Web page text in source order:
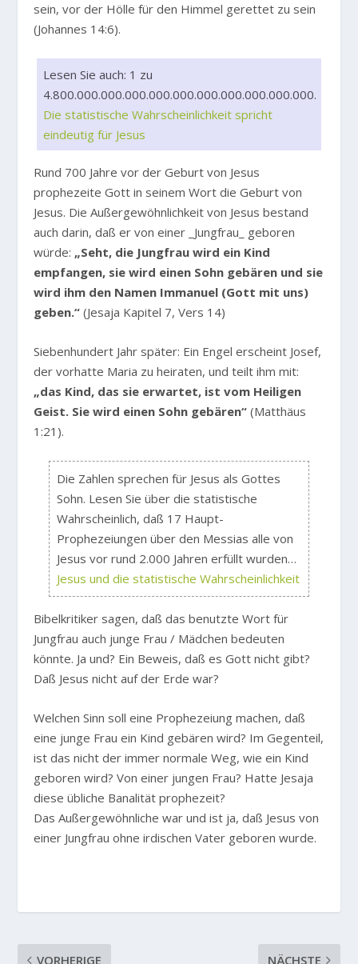
sein, vor der Hölle für den Himmel gerettet zu sein
(Johannes 14:6).
Lesen Sie auch: 1 zu
4.800.000.000.000.000.000.000.000.000.000.000.
Die statistische Wahrscheinlichkeit spricht
eindeutig für Jesus
Rund 700 Jahre vor der Geburt von Jesus
prophezeite Gott in seinem Wort die Geburt von
Jesus. Die Außergewöhnlichkeit von Jesus bestand
auch darin, daß er von einer _Jungfrau_ geboren
würde: „Seht, die Jungfrau wird ein Kind
empfangen, sie wird einen Sohn gebären und sie
wird ihm den Namen Immanuel (Gott mit uns)
geben.“ (Jesaja Kapitel 7, Vers 14)
Siebenhundert Jahr später: Ein Engel erscheint Josef,
der vorhatte Maria zu heiraten, und teilt ihm mit:
„das Kind, das sie erwartet, ist vom Heiligen
Geist. Sie wird einen Sohn gebären“ (Matthäus
1:21).
Die Zahlen sprechen für Jesus als Gottes
Sohn. Lesen Sie über die statistische
Wahrscheinlich, daß 17 Haupt-
Prophezeiungen über den Messias alle von
Jesus vor rund 2.000 Jahren erfüllt wurden…
Jesus und die statistische Wahrscheinlichkeit
Bibelkritiker sagen, daß das benutzte Wort für
Jungfrau auch junge Frau / Mädchen bedeuten
könnte. Ja und? Ein Beweis, daß es Gott nicht gibt?
Daß Jesus nicht auf der Erde war?
Welchen Sinn soll eine Prophezeiung machen, daß
eine junge Frau ein Kind gebären wird? Im Gegenteil,
ist das nicht der immer normale Weg, wie ein Kind
geboren wird? Von einer jungen Frau? Hatte Jesaja
diese übliche Banalität prophezeit?
Das Außergewöhnliche war und ist ja, daß Jesus von
einer Jungfrau ohne irdischen Vater geboren wurde.
VORHERIGE NÄCHSTE